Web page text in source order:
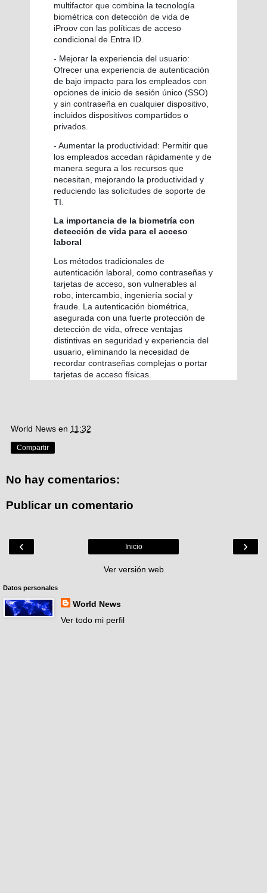
multifactor que combina la tecnología
biométrica con detección de vida de
iProov con las políticas de acceso
condicional de Entra ID.
- Mejorar la experiencia del usuario:
Ofrecer una experiencia de autenticación
de bajo impacto para los empleados con
opciones de inicio de sesión único (SSO)
y sin contraseña en cualquier dispositivo,
incluidos dispositivos compartidos o
privados.
- Aumentar la productividad: Permitir que
los empleados accedan rápidamente y de
manera segura a los recursos que
necesitan, mejorando la productividad y
reduciendo las solicitudes de soporte de
TI.
La importancia de la biometría con
detección de vida para el acceso
laboral
Los métodos tradicionales de
autenticación laboral, como contraseñas y
tarjetas de acceso, son vulnerables al
robo, intercambio, ingeniería social y
fraude. La autenticación biométrica,
asegurada con una fuerte protección de
detección de vida, ofrece ventajas
distintivas en seguridad y experiencia del
usuario, eliminando la necesidad de
recordar contraseñas complejas o portar
tarjetas de acceso físicas.
World News en 11:32
Compartir
No hay comentarios:
Publicar un comentario
‹ ›
Inicio
Ver versión web
Datos personales
World News
Ver todo mi perfil